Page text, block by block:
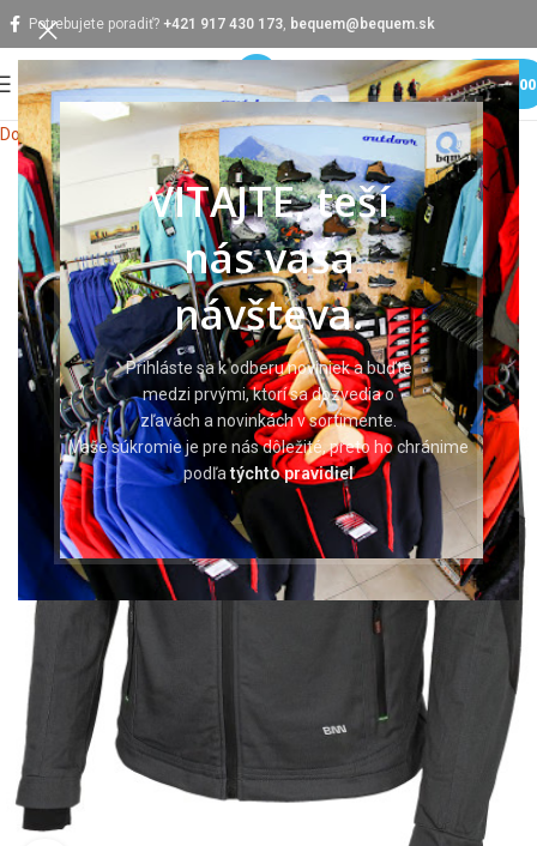
VITAJTE, teší
nás vaša
návšteva.
Prihláste sa k odberu noviniek a buďte
medzi prvými, ktorí sa dozvedia o
zľavách a novinkách v sortimente.
Vaše súkromie je pre nás dôležité, preto ho chránime
podľatýchto pravidiel
Potrebujete poradiť? +421 917 430 173, bequem@bequem.sk
MENU
Domov Pracovné odevy Pracovné bundy